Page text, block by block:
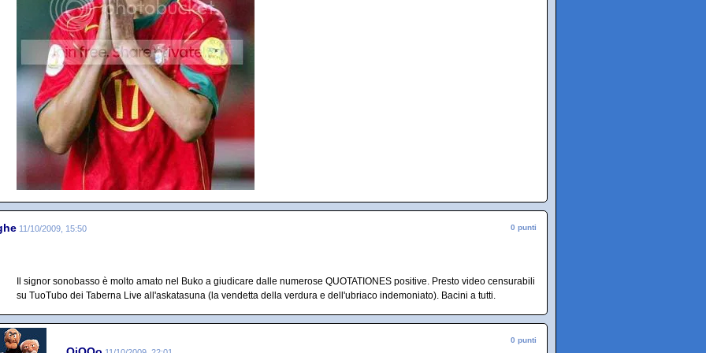
11/10/2009, 15:50 0 punti
Il signor sonobasso è molto amato nel Buko a giudicare dalle numerose QUOTATIONES positive. Presto video censurabili
su TuoTubo dei Taberna Live all'askatasuna (la vendetta della verdura e dell'ubriaco indemoniato). Bacini a tutti.
0 punti